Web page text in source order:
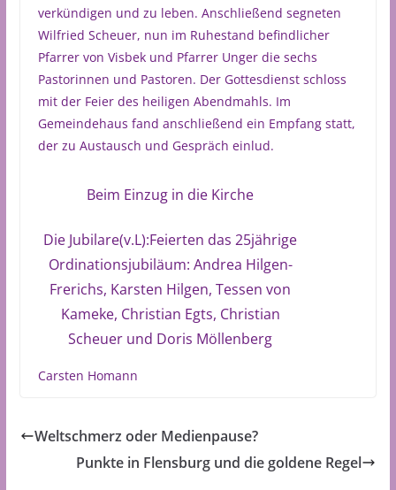
verkündigen und zu leben. Anschließend segneten
Wilfried Scheuer, nun im Ruhestand befindlicher
Pfarrer von Visbek und Pfarrer Unger die sechs
Pastorinnen und Pastoren. Der Gottesdienst schloss
mit der Feier des heiligen Abendmahls. Im
Gemeindehaus fand anschließend ein Empfang statt,
der zu Austausch und Gespräch einlud.
Beim Einzug in die Kirche
Die Jubilare(v.L):Feierten das 25jährige
Ordinationsjubiläum: Andrea Hilgen-
Frerichs, Karsten Hilgen, Tessen von
Kameke, Christian Egts, Christian
Scheuer und Doris Möllenberg
Carsten Homann
Weltschmerz oder Medienpause?
Punkte in Flensburg und die goldene Regel